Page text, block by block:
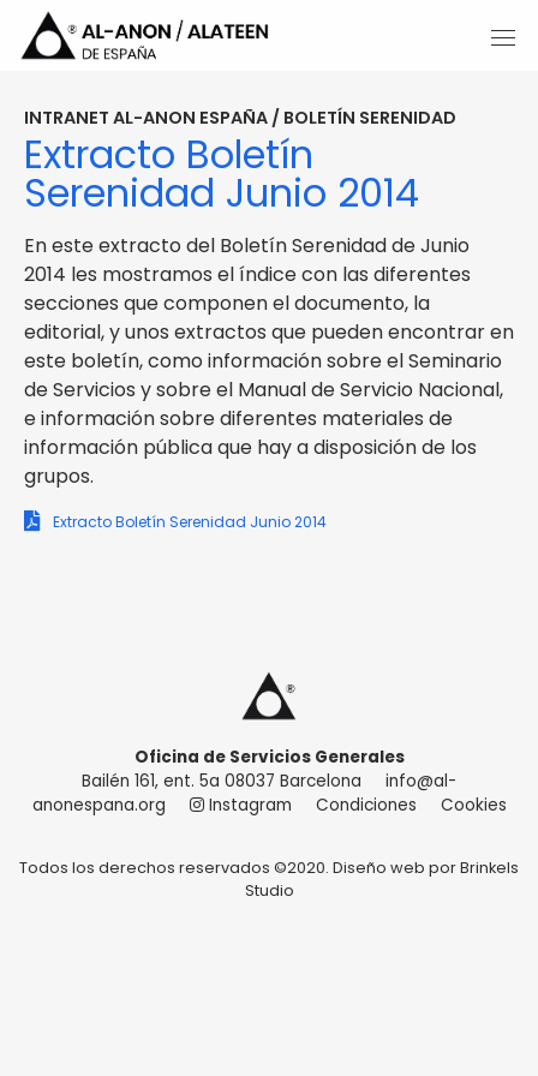
INTRANET AL-ANON ESPAÑA / BOLETÍN SERENIDAD
Extracto Boletín
Serenidad Junio 2014
En este extracto del Boletín Serenidad de Junio
2014 les mostramos el índice con las diferentes
secciones que componen el documento, la
editorial, y unos extractos que pueden encontrar en
este boletín, como información sobre el Seminario
de Servicios y sobre el Manual de Servicio Nacional,
e información sobre diferentes materiales de
información pública que hay a disposición de los
grupos.
Extracto Boletín Serenidad Junio 2014
Oficina de Servicios Generales
Bailén 161, ent. 5a 08037 Barcelona
info@al-
anonespana.org
Instagram Condiciones Cookies
Todos los derechos reservados ©2020. Diseño web porBrinkels
Studio